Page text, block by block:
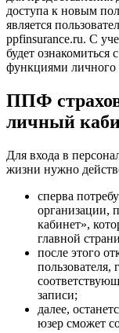
доступа к новым
является
ppfinsurance.ru. С
будет
функциями
ППФ
личный
Для входа в
жизни нужно
сперва
организации,
кабинет»,
главной
после этого
пользователя,
записи;
далее,
юзер сможет